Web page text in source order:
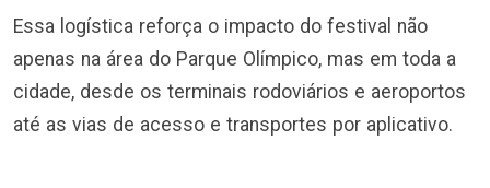
Essa logística reforça o impacto do festival não
apenas na área do Parque Olímpico, mas em toda a
cidade, desde os terminais rodoviários e aeroportos
até as vias de acesso e transportes por aplicativo.